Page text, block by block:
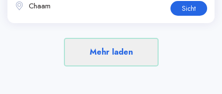
Chaam Sicht
Mehr laden